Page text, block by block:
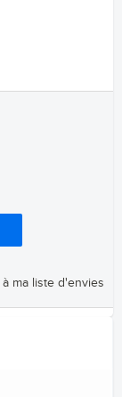
ma liste d'envies